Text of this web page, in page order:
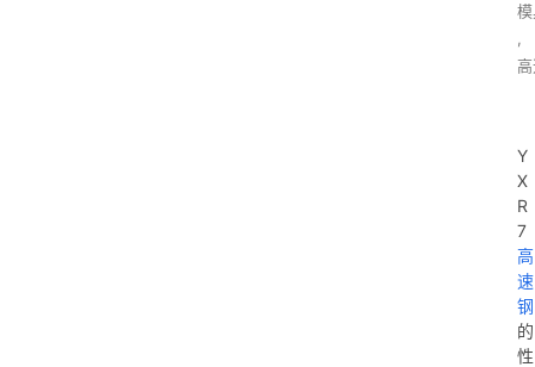
,
Y
X
R
7
高
速
钢
的
性